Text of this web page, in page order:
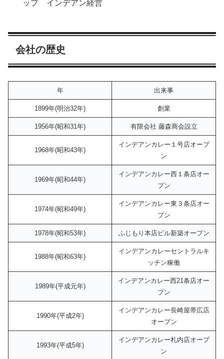
ップ インデアン経営
会社の歴史
年 出来事
1899年(明治32年) 創業
1956年(昭和31年) 有限会社 藤森商会設立
1968年(昭和43年)
インデアンカレー１号店オープ
ン
1969年(昭和44年)
インデアンカレー西１条店オー
プン
1974年(昭和49年)
インデアンカレー東３条店オー
プン
1978年(昭和53年) ふじもり本店ビル新築オープン
1988年(昭和63年)
インデアンカレーセントラルキ
ッチン稼働
1989年(平成元年)
インデアンカレー西21条店オー
プン
1990年(平成2年)
インデアンカレー長崎屋帯広店
オープン
1993年(平成5年)
インデアンカレー札内店オープ
ン